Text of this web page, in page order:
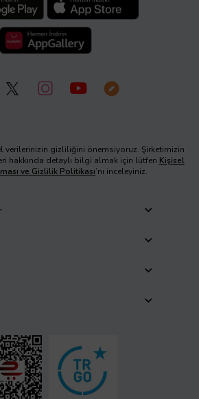
verilerinizin gizliliğini önemsiyoruz. Şirketimizin
hakkında detaylı bilgi almak için lütfen Kişisel
ve Gizlilik Politikası’nı inceleyiniz.